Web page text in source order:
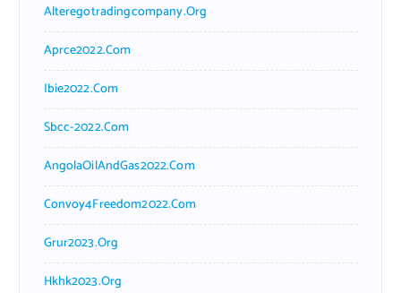
Alteregotradingcompany.org
Aprce2022.com
Ibie2022.com
Sbcc-2022.com
AngolaOilAndGas2022.com
Convoy4Freedom2022.com
Grur2023.org
Hkhk2023.org